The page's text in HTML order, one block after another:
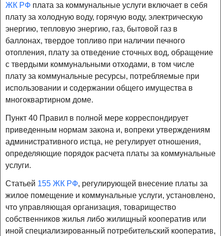
ЖК РФ плата за коммунальные услуги включает в себя
плату за холодную воду, горячую воду, электрическую
энергию, тепловую энергию, газ, бытовой газ в
баллонах, твердое топливо при наличии печного
отопления, плату за отведение сточных вод, обращение
с твердыми коммунальными отходами, в том числе
плату за коммунальные ресурсы, потребляемые при
использовании и содержании общего имущества в
многоквартирном доме.
Пункт 40 Правил в полной мере корреспондирует
приведенным нормам закона и, вопреки утверждениям
административного истца, не регулирует отношения,
определяющие порядок расчета платы за коммунальные
услуги.
Статьей 155 ЖК РФ, регулирующей внесение платы за
жилое помещение и коммунальные услуги, установлено,
что управляющая организация, товарищество
собственников жилья либо жилищный кооператив или
иной специализированный потребительский кооператив,